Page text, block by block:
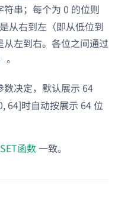
符串；每个为 0 的位则
从右到左（即从低位到
左到右。各位之间通过
。
数决定，默认展示 64
64]时自动按展示 64 位
函数一致。